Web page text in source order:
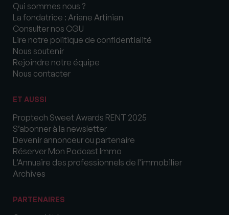
Qui sommes nous ?
La fondatrice : Ariane Artinian
Consulter nos CGU
Lire notre politique de confidentialité
Nous soutenir
Rejoindre notre équipe
Nous contacter
ET AUSSI
Proptech Sweet Awards RENT 2025
S’abonner à la newsletter
Devenir annonceur ou partenaire
Réserver Mon Podcast Immo
L’Annuaire des professionnels de l’immobilier
Archives
PARTENAIRES